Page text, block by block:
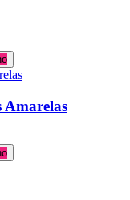
Amarelas